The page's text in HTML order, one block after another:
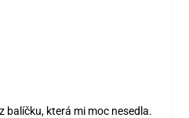
balíčku, která mi moc nesedla.